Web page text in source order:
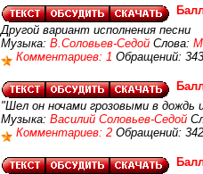
Другой вариант исполнения песни
Музыка: В.Соловьев-Седой Слова:
Комментариев: 1 Обращений:
"Шел он ночами грозовыми в дождь
Музыка: Василий Соловьев-Седой
Комментариев: 2 Обращений: